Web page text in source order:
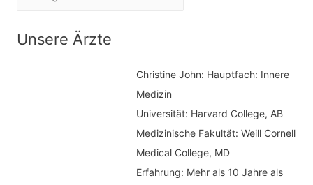
a
tUnsere Ärzte
Christine John: Hauptfach: Innere
Medizin
Universität: Harvard College, AB
Medizinische Fakultät: Weill Cornell
Medical College, MD
Erfahrung: Mehr als 10 Jahre als